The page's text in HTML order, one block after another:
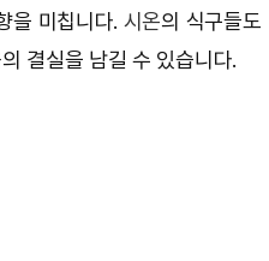
을 미칩니다. 시온의 식구들도
의 결실을 남길 수 있습니다.